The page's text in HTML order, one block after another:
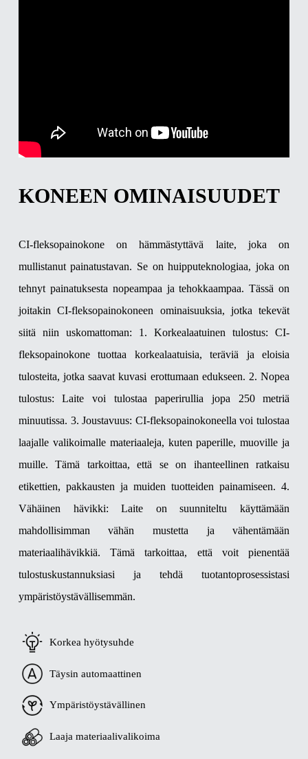
KONEEN OMINAISUUDET
CI-fleksopainokone on hämmästyttävä laite, joka on
mullistanut painatustavan. Se on huipputeknologiaa, joka on
tehnyt painatuksesta nopeampaa ja tehokkaampaa. Tässä on
joitakin CI-fleksopainokoneen ominaisuuksia, jotka tekevät
siitä niin uskomattoman:
1. Korkealaatuinen tulostus: CI-
fleksopainokone tuottaa korkealaatuisia, teräviä ja eloisia
tulosteita, jotka saavat kuvasi erottumaan edukseen. 2. Nopea
tulostus: Laite voi tulostaa paperirullia jopa 250 metriä
minuutissa. 3. Joustavuus: CI-fleksopainokoneella voi tulostaa
laajalle valikoimalle materiaaleja, kuten paperille, muoville ja
muille. Tämä tarkoittaa, että se on ihanteellinen ratkaisu
etikettien, pakkausten ja muiden tuotteiden painamiseen. 4.
Vähäinen hävikki: Laite on suunniteltu käyttämään
mahdollisimman vähän mustetta ja vähentämään
materiaalihävikkiä. Tämä tarkoittaa, että voit pienentää
tulostuskustannuksiasi ja tehdä tuotantoprosessistasi
ympäristöystävällisemmän.
Korkea hyötysuhde
Täysin automaattinen
Ympäristöystävällinen
Laaja materiaalivalikoima